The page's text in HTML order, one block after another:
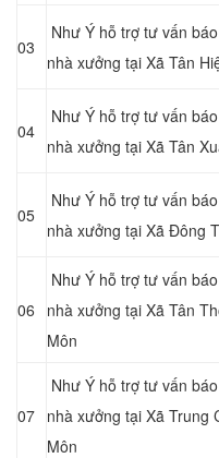
03
Như Ý hỗ trợ tư vấn
nhà xưởng tại Xã Tân
04
Như Ý hỗ trợ tư vấn
nhà xưởng tại Xã Tân
05
Như Ý hỗ trợ tư vấn
nhà xưởng tại Xã Đông
06
Như Ý hỗ trợ tư vấn
nhà xưởng tại Xã Tân
Môn
07
Như Ý hỗ trợ tư vấn
nhà xưởng tại Xã Trung
Môn